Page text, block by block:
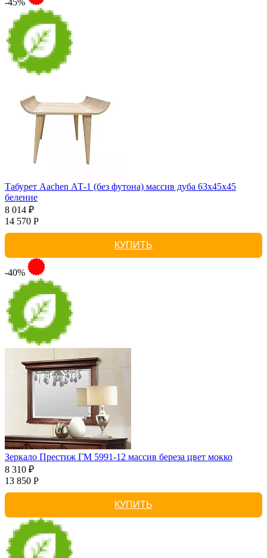
-45%
Табурет Aachen АТ-1 (без футона) массив дуба 63х45х45
беление
8 014 ₽
14 570 Р
КУПИТЬ
-40%
Зеркало Престиж ГМ 5991-12 массив береза цвет мокко
8 310 ₽
13 850 Р
КУПИТЬ